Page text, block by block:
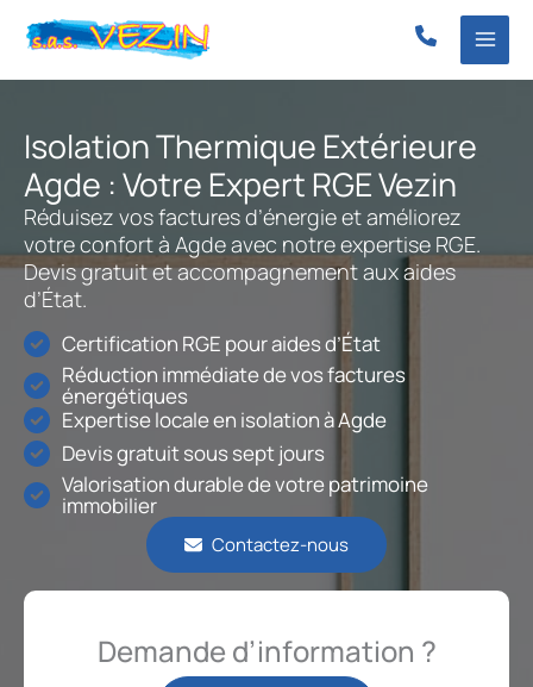
Isolation Thermique Extérieure
Agde : Votre Expert RGE Vezin
Réduisez vos factures d’énergie et améliorez
votre confort à Agde avec notre expertise RGE.
Devis gratuit et accompagnement aux aides
d’État.
Certification RGE pour aides d’État
Réduction immédiate de vos factures
énergétiques
Expertise locale en isolation à Agde
Devis gratuit sous sept jours
Valorisation durable de votre patrimoine
immobilier
Contactez-nous
Demande d’information ?